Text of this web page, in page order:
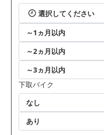
選択してください
～1ヵ月以内
～2ヵ月以内
～3ヵ月以内
下取バイク
なし
あり